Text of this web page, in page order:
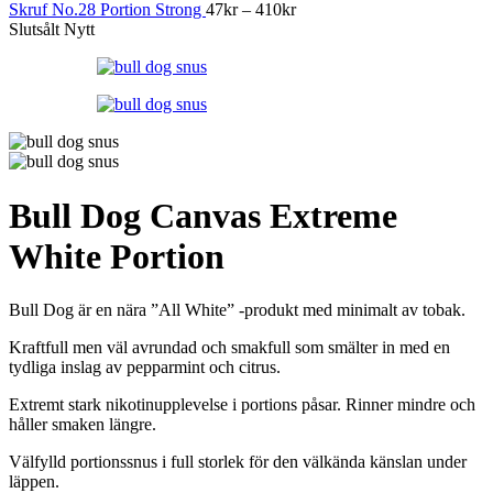
Skruf No.28 Portion Strong 47kr – 410krPrisintervall:
Slutsålt Nytt
Bull Dog Canvas Extreme
White Portion
Bull Dog är en nära ”All White” -produkt med minimalt av tobak.
Kraftfull men väl avrundad och smakfull som smälter in med en
tydliga inslag av pepparmint och citrus.
Extremt stark nikotinupplevelse i portions påsar. Rinner mindre och
håller smaken längre.
Välfylld portionssnus i full storlek för den välkända känslan under
läppen.